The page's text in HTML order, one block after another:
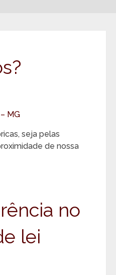
seja pelas
de nossa
no
lei